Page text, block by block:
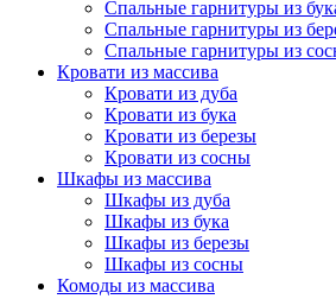
Спальные гарнитуры из
Спальные гарнитуры из
Спальные гарнитуры из
Кровати из массива
Кровати из дуба
Кровати из бука
Кровати из березы
Кровати из сосны
Шкафы из массива
Шкафы из дуба
Шкафы из бука
Шкафы из березы
Шкафы из сосны
Комоды из массива